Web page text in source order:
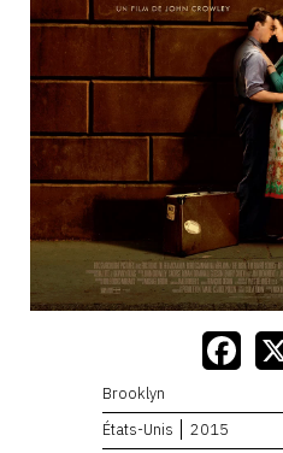
Brooklyn
États-Unis
2015